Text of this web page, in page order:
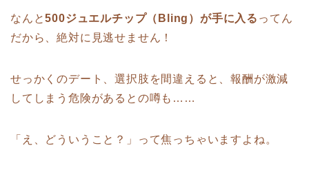
なんと500ジュエルチップ（Bling）が手に入る ってん
だから、絶対に見逃せません！
せっかくのデート、選択肢を間違えると、報酬が激減
してしまう危険があるとの噂も……
「え、どういうこと？」って焦っちゃいますよね。